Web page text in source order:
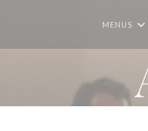
MENUS